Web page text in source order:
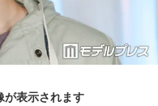
が表示されます